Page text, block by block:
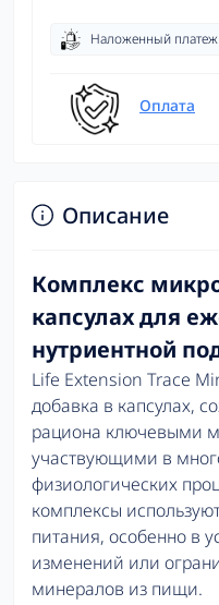
Наложенный платеж
Оплата
Описание
Комплекс
капсулах для
нутриентной
Life Extension Trace
добавка в капсулах,
рациона ключевыми
участвующими в
физиологических
комплексы
питания, особенно в
изменений или
минералов из пищи.